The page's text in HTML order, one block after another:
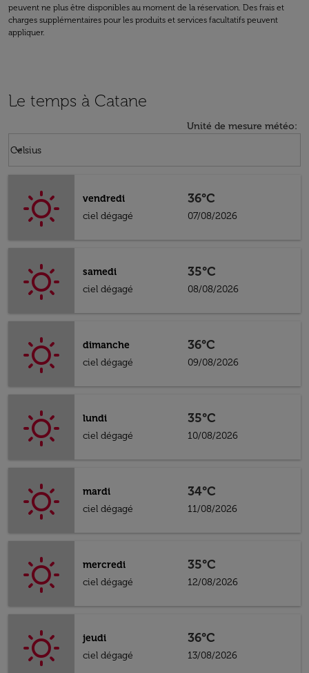
peuvent ne plus être disponibles au moment de la réservation. Des frais et
charges supplémentaires pour les produits et services facultatifs peuvent
appliquer.
Le temps à Catane
Unité de mesure météo:
Celsius
keyboard_arrow_down
vendredi
ciel dégagé
36°C
07/08/2026
samedi
ciel dégagé
35°C
08/08/2026
dimanche
ciel dégagé
36°C
09/08/2026
lundi
ciel dégagé
35°C
10/08/2026
mardi
ciel dégagé
34°C
11/08/2026
mercredi
ciel dégagé
35°C
12/08/2026
jeudi
ciel dégagé
36°C
13/08/2026